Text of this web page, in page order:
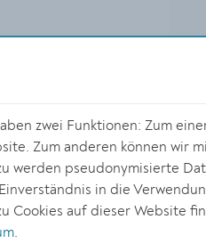
ein
an.
Abdruck bei
honorarfrei
zwei Funktionen: Zum
Zum anderen können wir
werden pseudonymisierte
in die
auf dieser Website
.